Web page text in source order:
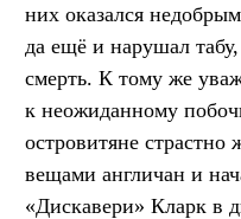
них оказался
да ещё и нарушал
смерть. К тому же
к неожиданному
островитяне страстно
вещами англичан и
«Дискавери» Кларк в